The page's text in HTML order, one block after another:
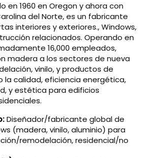
en 1960 en Oregon y ahora con
del Norte, es un fabricante
interiores y exteriores., Windows,
relacionados. Operando en
16,000 empleados,
madera a los sectores de nueva
vinilo, y productos de
la calidad, eficiencia energética,
y estética para edificios
Diseñador/fabricante global de
(madera, vinilo, aluminio) para
remodelación, residencial/no